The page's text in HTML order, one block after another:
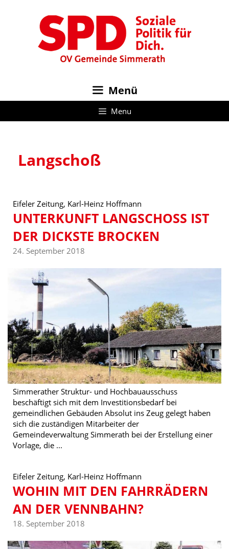
Menü
Menu
Langschoß
Eifeler Zeitung, Karl-Heinz Hoffmann
UNTERKUNFT LANGSCHOSS IST D
ER DICKSTE BROCKEN
24. September 2018
Simmerather Struktur- und Hochbauausschuss
beschäftigt sich mit dem Investitionsbedarf bei
gemeindlichen Gebäuden Absolut ins Zeug gelegt haben
sich die zuständigen Mitarbeiter der
Gemeindeverwaltung Simmerath bei der Erstellung einer
Vorlage, die ...
Eifeler Zeitung, Karl-Heinz Hoffmann
WOHIN MIT DEN FAHRRÄDERN
AN DER VENNBAHN?
18. September 2018